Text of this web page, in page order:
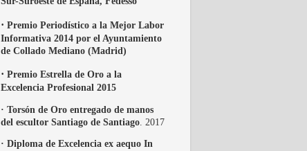
· Premio Periodístico a la Mejor Labor
Informativa 2014 por el Ayuntamiento
de Collado Mediano (Madrid)
· Premio Estrella de Oro a la
Excelencia Profesional 2015
· Torsón de Oro entregado de manos
del escultor Santiago de Santiago . 2017
· Diploma de Excelencia ex aequo In